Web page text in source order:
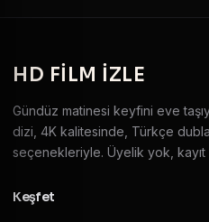
HD FILM IZLE
Gündüz matinesi keyfini eve
dizi, 4K kalitesinde, Türkçe
seçenekleriyle. Üyelik yok,
Keşfet